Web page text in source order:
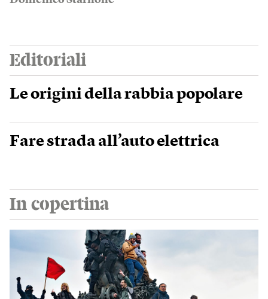
Editoriali
Le origini della rabbia popolare
Fare strada all’auto elettrica
In copertina